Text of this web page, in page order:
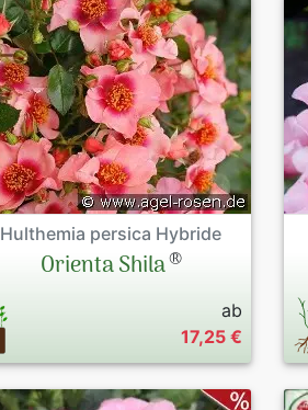
Hulthemia persica Hybride
Orienta Shila®
ab
17,25 €